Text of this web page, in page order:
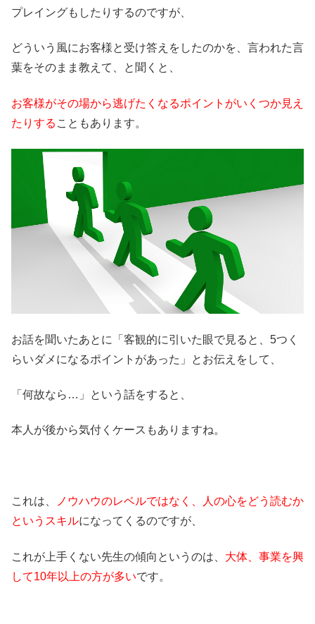
プレイングもしたりするのですが、
どういう風にお客様と受け答えをしたのかを、言われた言
葉をそのまま教えて、と聞くと、
お客様がその場から逃げたくなるポイントがいくつか見え
たりする こともあります。
お話を聞いたあとに「客観的に引いた眼で見ると、5つく
らいダメになるポイントがあった」とお伝えをして、
「何故なら…」という話をすると、
本人が後から気付くケースもありますね。
これは、
ノウハウのレベルではなく、人の心をどう読むか
というスキルになってくるのですが、
これが上手くない先生の傾向というのは、 大体、事業を興
して10年以上の方が多いです。